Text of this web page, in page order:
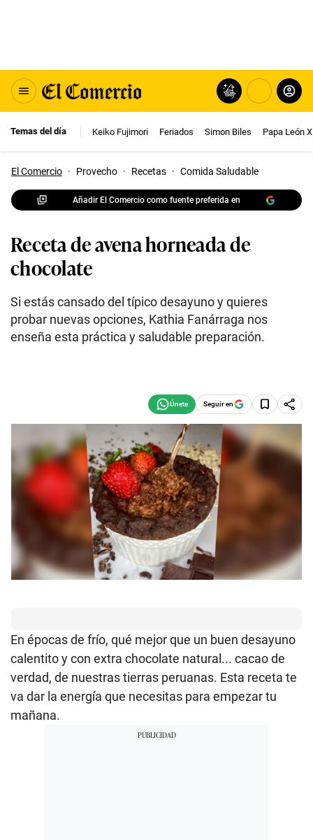
Temas del día Keiko Fujimori Feriados Simon Biles Papa León
El Comercio · Provecho · Recetas · Comida Saludable
Añadir El Comercio como fuente preferida en
Receta de avena horneada de
chocolate
Si estás cansado del típico desayuno y quieres
probar nuevas opciones, Kathia Fanárraga nos
enseña esta práctica y saludable preparación.
Seguir en
En épocas de frío, qué mejor que un buen desayuno
calentito y con extra chocolate natural... cacao de
verdad, de nuestras tierras peruanas. Esta receta te
va dar la energía que necesitas para empezar tu
mañana.